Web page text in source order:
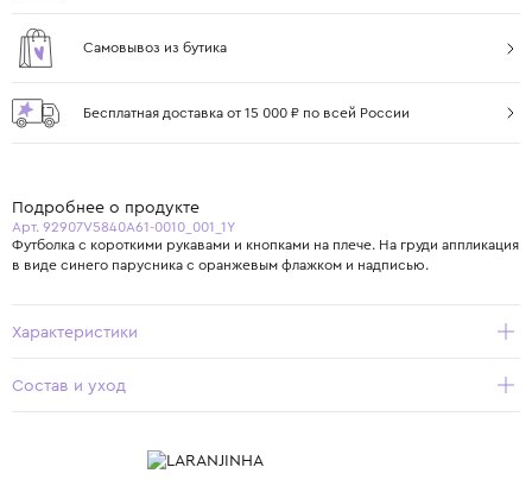
Самовывоз из бутика
Бесплатная доставка от 15 000 ₽ по всей России
Подробнее о продукте
Арт. 92907V5840A61-0010_001_1Y
Футболка с короткими рукавами и кнопками на плече. На груди аппликация
в виде синего парусника с оранжевым флажком и надписью.
Характеристики
Состав и уход